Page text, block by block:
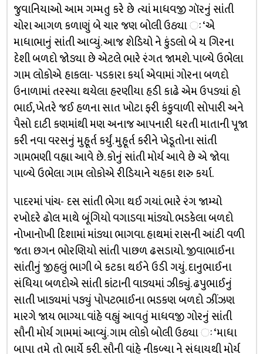
જુવાનિયાઓ આમ ગમ્મતુ કરે છે ત્યાં માધવજી ગૉરનું સાંતી
ચોરા આગળ કળાણું બે ચાર જણ બોલી ઉઠ્યા ઃ ‘એ
માધાભાનું સાંતી આવ્યું. આજ શેડિયો ને કુંડલો બે ય ગિરના
દેશી બળદો જોડ્યા છે એટલે ભારે રંગત જામશે. પાળ્યે ઉભેલા
ગામ લોકોએ હાકલા- પડકારા કર્યા એવામાં ગોરના બળદો
ઉનાળામાં તરસ્યા થયેલા હરણીયા હડી કાઢે એમ ઉપડ્યાં હો
ભાઈ, ખેતરે જઈ હળના સાત ખોટા ફરી કંકુવાળી સોપારી અને
પૈસો દાટી કણમાંથી મણ અનાજ આપનારી ધરતી માતાની પૂજા
કરી નવા વરસનું મુહૂર્ત કર્યું. મુહૂર્ત કરીને ખેડૂતોના સાંતી
ગામભણી વહ્યા આવે છે. કોનું સાંતી મોર્ય આવે છે એ જોવા
પાળ્યે ઉભેલા ગામ લોકોએ રીડિયાને ચહકા શરુ કર્યા.
પાદરમાં પાંચ- દસ સાંતી ભેગા થઈ ગયાં. ભારે રંગ જામ્યો
રખોદરે ઢોલ માથે બૂંગિયો વગાડવા માંડ્યો. ભડકેલા બળદો
નોખાનોખી દિશામાં માંડ્યા ભાગવા. હાથમાં રાસની આંટી વળી
જતા છગન ભોરણિયો સાંતી પાછળ ઢસડાયો. જીવાભાઈના
સાંતીનું જીહલું ભાગી બે કટકા થઈને ઉડી ગયું. દાનુભાઈના
સંધિયા બળદોએ સાંતી કાંટાની વાડ્યમાં ઝીક્યું. ઢપુભાઈનું
સાતી ખાડ્યમાં પડ્યું પોપટભાઈના ભડકણ બળદો ઝીંઝણ
મારગે જાય ભાગ્યા. વાંહે વહ્યું આવતું માધવજી ગોરનું સાંતી
સૌની મોર્ય ગામમાં આવ્યું. ગામ લોકો બોલી ઉઠ્યા ઃ ‘માધા
બાપા તમે તો ભાર્યે કરી. સૌની વાંહે નીકળ્યા ને સંધાયથી મોર્ય